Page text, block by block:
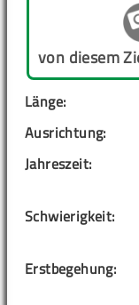
von diesem
Länge:
Ausrichtung:
Jahreszeit:
Schwierigkeit:
Erstbegehung: